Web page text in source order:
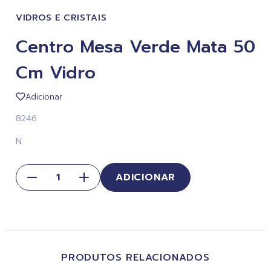
VIDROS E CRISTAIS
Centro Mesa Verde Mata 50
Cm Vidro
Adicionar
8246
N
ADICIONAR
PRODUTOS RELACIONADOS